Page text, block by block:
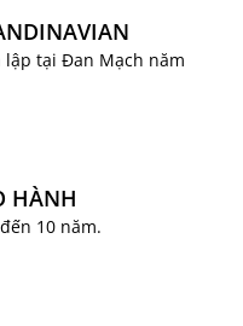
tại Đan Mạch năm
HÀNH
10 năm.